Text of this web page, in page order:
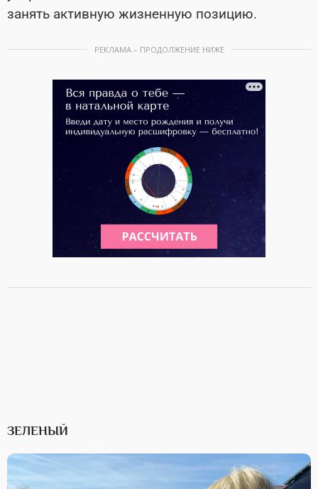
занять активную жизненную позицию.
РЕКЛАМА – ПРОДОЛЖЕНИЕ НИЖЕ
ЗЕЛЕНЫЙ